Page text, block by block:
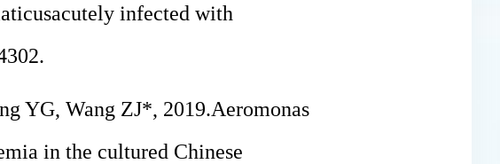
acutely infected with
YG, Wang ZJ*, 2019.Aeromonas
in the cultured Chinese